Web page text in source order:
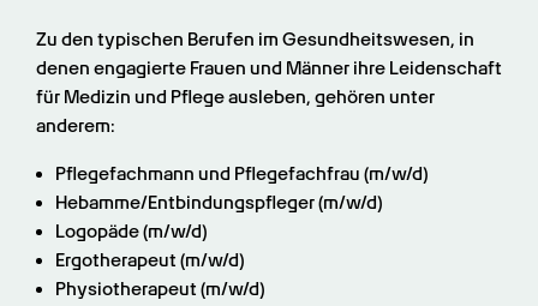
Zu den typischen Berufen im Gesundheitswesen, in
denen engagierte Frauen und Männer ihre Leidenschaft
für Medizin und Pflege ausleben, gehören unter
anderem:
Pflegefachmann und Pflegefachfrau (m/w/d)
Hebamme/Entbindungspfleger (m/w/d)
Logopäde (m/w/d)
Ergotherapeut (m/w/d)
Physiotherapeut (m/w/d)